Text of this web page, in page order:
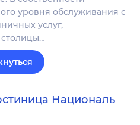
уровня обслуживания с
услуг,
Националь